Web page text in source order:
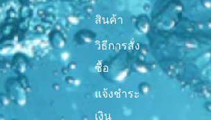
สินค้า
วิธีการสั่ง
ซื้อ
แจ้งชำระ
เงิน